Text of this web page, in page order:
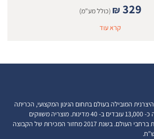
₪ 329
(כולל מע"מ)
קרא עוד
קבוצת HUSQVARNA היצרנית המובילה בעולם בתחום הגינון המקצועי, הכריתה
והיערנות. הקבוצה מונה כ- 13,000 עובדים ב- 40 מדינות. מוצריה משווקים
ללמעלה מ- 100 מדינות ברחבי העולם. בשנת 2017 מחזור המכירות של הקבוצה